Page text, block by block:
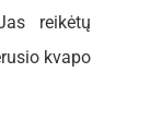
reikėtų
kvapo